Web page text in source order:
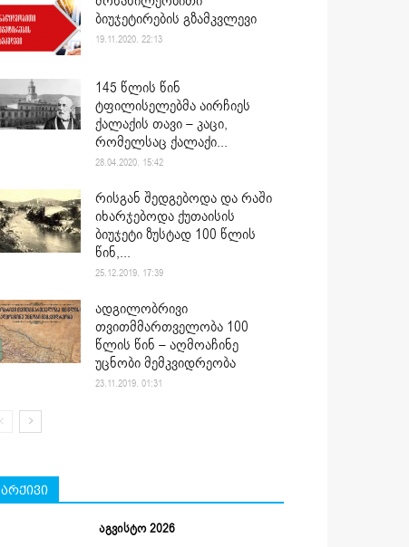
ბიუჯეტირების გზამკვლევი
19.11.2020. 22:13
145 წლის წინ
ტფილისელებმა აირჩიეს
ქალაქის თავი – კაცი,
რომელსაც ქალაქი...
28.04.2020. 15:42
რისგან შედგებოდა და რაში
იხარჯებოდა ქუთაისის
ბიუჯეტი ზუსტად 100 წლის
წინ,...
25.12.2019. 17:39
ადგილობრივი
თვითმმართველობა 100
წლის წინ – აღმოაჩინე
უცნობი მემკვიდრეობა
23.11.2019. 01:31
არქივი
აგვისტო 2026